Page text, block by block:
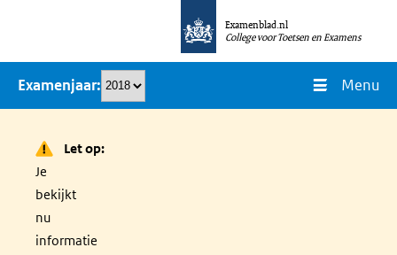
naar
inhoud
Examenblad.nl
College voor Toetsen en Examens
Examenjaar Menu
Let op:
Je
bekijkt
nu
informatie